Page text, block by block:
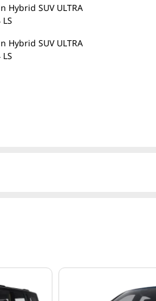
Hybrid SUV ULTRA
Hybrid SUV ULTRA